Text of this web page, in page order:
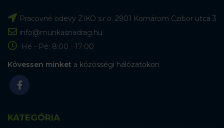
Pracovné odevy ZIKO s.r.o. 2901 Komárom Czibor utca 3
info@munkasnadrag.hu
Hé - Pé: 8:00 - 17:00
Kövessen minket a közösségi hálózatokon
KATEGÓRIA